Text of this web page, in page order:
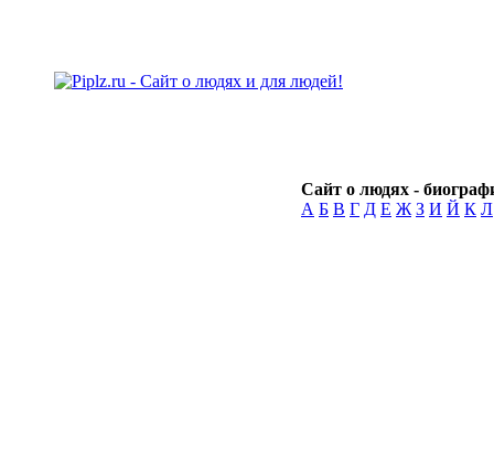
Сайт о людях -
А Б В Г Д Е Ж З И Й К Л